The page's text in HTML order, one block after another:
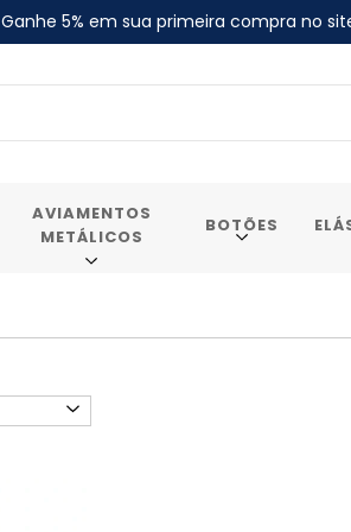
Ganhe 5% em sua primeira compra no
AVIAMENTOS
METÁLICOS
BOTÕES